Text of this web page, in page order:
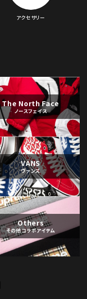
アクセサリー
The North Face
ノースフェイス
VANS
ヴァンズ
Others
その他コラボアイテム